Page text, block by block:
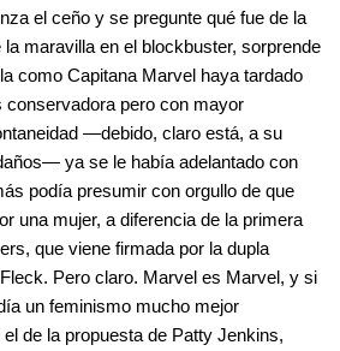
el ceño y se pregunte qué fue de la
maravilla en el blockbuster, sorprende
como Capitana Marvel haya tardado
conservadora pero con mayor
—debido, claro está, a su
ya se le había adelantado con
podía presumir con orgullo de que
una mujer, a diferencia de la primera
que viene firmada por la dupla
Pero claro. Marvel es Marvel, y si
un feminismo mucho mejor
de la propuesta de Patty Jenkins,